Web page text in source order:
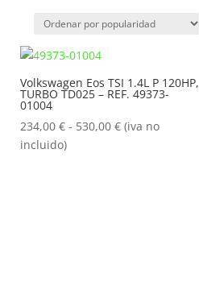
Volkswagen Eos TSI 1.4L P 120HP,
TURBO TD025 – REF. 49373-
01004
234,00 € - 530,00 €Rango
(iva no
incluido)